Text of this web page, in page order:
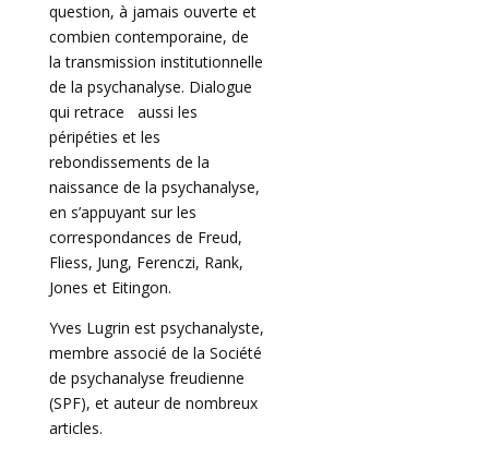
question, à jamais ouverte et
combien contemporaine, de
la transmission institutionnelle
de la psychanalyse. Dialogue
qui retrace aussi les
péripéties et les
rebondissements de la
naissance de la psychanalyse,
en s’appuyant sur les
correspondances de Freud,
Fliess, Jung, Ferenczi, Rank,
Jones et Eitingon.
Yves Lugrin est psychanalyste,
membre associé de la Société
de psychanalyse freudienne
(SPF), et auteur de nombreux
articles.